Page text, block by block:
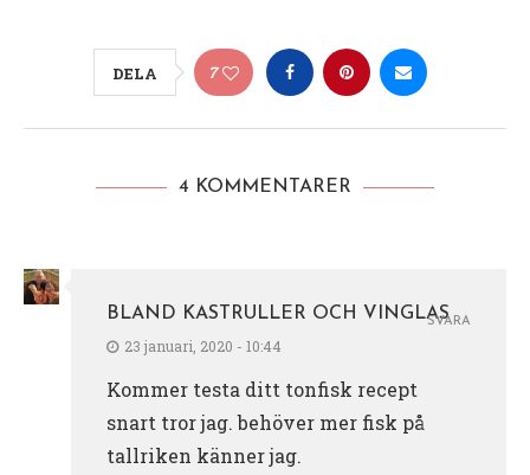
DELA 7
4 KOMMENTARER
BLAND KASTRULLER OCH VINGLAS
23 januari, 2020 - 10:44
Kommer testa ditt tonfisk recept
snart tror jag. behöver mer fisk på
tallriken känner jag.
SVARA